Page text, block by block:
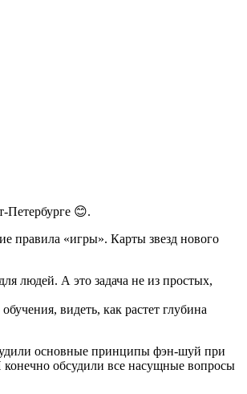
Петербурге 😊.
правила «игры». Карты звезд нового
людей. А это задача не из простых,
видеть, как растет глубина
основные принципы фэн-шуй при
обсудили все насущные вопросы